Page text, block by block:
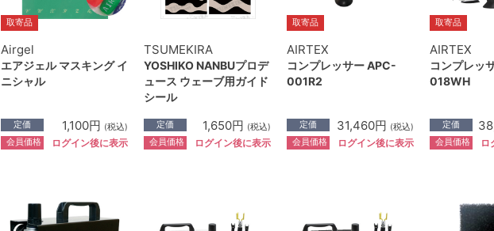
取寄品
Airgel
エアジェル マスキング イ
ニシャル
定価 1,100円 (税込)
会員価格 ログイン後に表示
TSUMEKIRA
YOSHIKO NANBUプロデ
ュース ウェーブ用ガイド
シール
定価 1,650円 (税込)
会員価格 ログイン後に表示
取寄品
AIRTEX
コンプレッサー APC-
001R2
定価 31,460円 (税込)
会員価格 ログイン後に表示
取寄品
AIRTEX
コンプレッ
018WH
定価
会員価格 ロ